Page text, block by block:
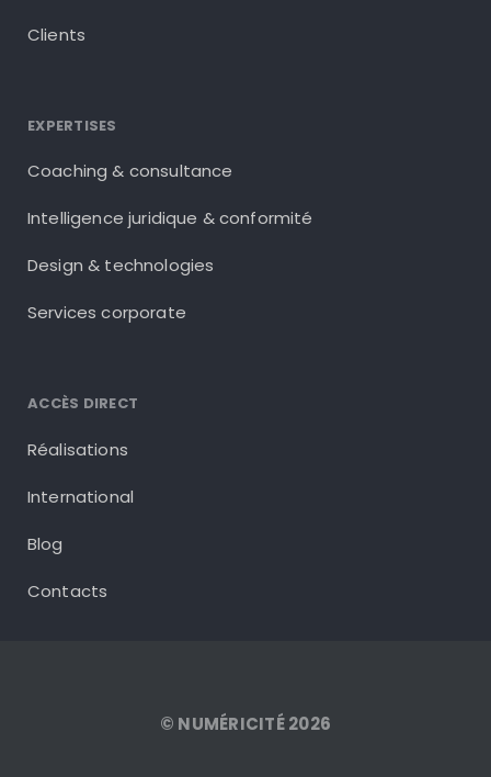
Clients
EXPERTISES
Coaching & consultance
Intelligence juridique & conformité
Design & technologies
Services corporate
ACCÈS DIRECT
Réalisations
International
Blog
Contacts
© NUMÉRICITÉ 2026